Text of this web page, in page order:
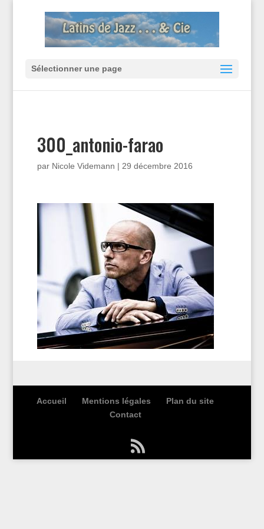
Sélectionner une page
300_antonio-farao
par Nicole Videmann | 29 décembre 2016
Accueil Mentions légales
Plan du site
Contact